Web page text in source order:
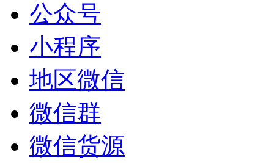
公众号
小程序
地区微信
微信群
微信货源